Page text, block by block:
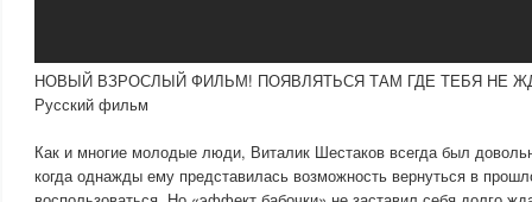
НОВЫЙ ВЗРОСЛЫЙ ФИЛЬМ! ПОЯВЛЯТЬСЯ ТАМ ГДЕ ТЕБЯ НЕ
Русский фильм
Как и многие молодые люди, Виталик Шестаков всегда был
когда однажды ему представилась возможность вернуться в